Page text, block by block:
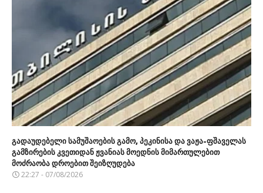
გადაუდებელი სამუშაოების გამო, პეკინისა და ვაჟა-ფშაველას
გამზირების კვეთიდან ჟვანიას მოედნის მიმართულებით
მოძრაობა დროებით შეიზღუდება
22:27 - 07/08/2026